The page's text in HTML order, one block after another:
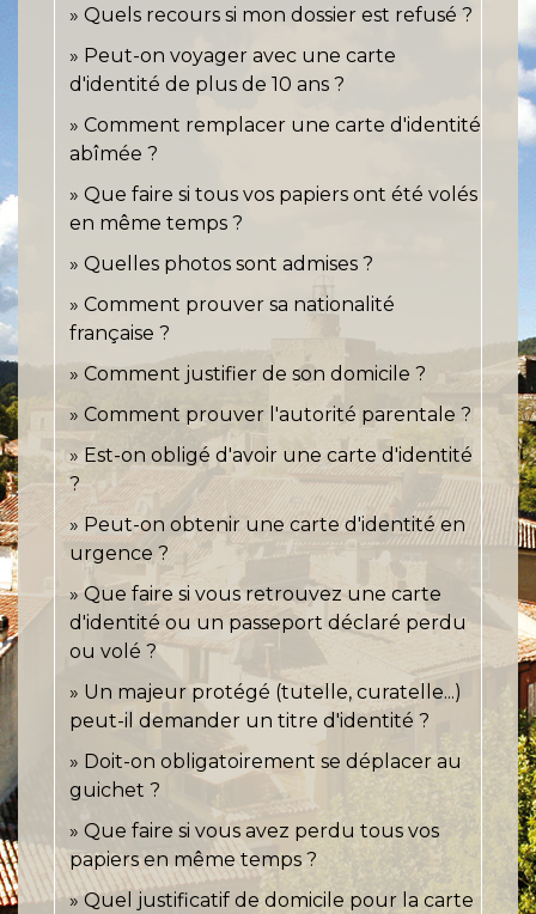
Quels recours si mon dossier est refusé ?
Peut-on voyager avec une carte
d'identité de plus de 10 ans ?
Comment remplacer une carte d'identité
abîmée ?
Que faire si tous vos papiers ont été volés
en même temps ?
Quelles photos sont admises ?
Comment prouver sa nationalité
française ?
Comment justifier de son domicile ?
Comment prouver l'autorité parentale ?
Est-on obligé d'avoir une carte d'identité
?
Peut-on obtenir une carte d'identité en
urgence ?
Que faire si vous retrouvez une carte
d'identité ou un passeport déclaré perdu
ou volé ?
Un majeur protégé (tutelle, curatelle...)
peut-il demander un titre d'identité ?
Doit-on obligatoirement se déplacer au
guichet ?
Que faire si vous avez perdu tous vos
papiers en même temps ?
Quel justificatif de domicile pour la carte